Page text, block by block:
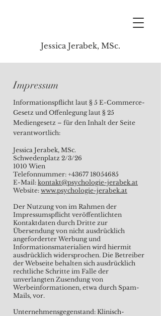
Jessica Jerabek, MSc.
Impressum
Informationspflicht laut § 5 E-Commerce-
Gesetz und Offenlegung laut § 25
Mediengesetz – für den Inhalt der Seite
verantwortlich:
Jessica Jerabek, MSc.
Schwedenplatz 2/3/26
1010 Wien
Telefonnummer: +43677 18054685
E-Mail: kontakt@psychologie-jerabek.at
Website: www.psychologie-jerabek.at
Der Nutzung von im Rahmen der
Impressumspflicht veröffentlichten
Kontaktdaten durch Dritte zur
Übersendung von nicht ausdrücklich
angeforderter Werbung und
Informationsmaterialien wird hiermit
ausdrücklich widersprochen. Die Betreiber
der Webseite behalten sich ausdrücklich
rechtliche Schritte im Falle der
unverlangten Zusendung von
Werbeinformationen, etwa durch Spam-
Mails, vor.
Unternehmensgegenstand: Klinisch-